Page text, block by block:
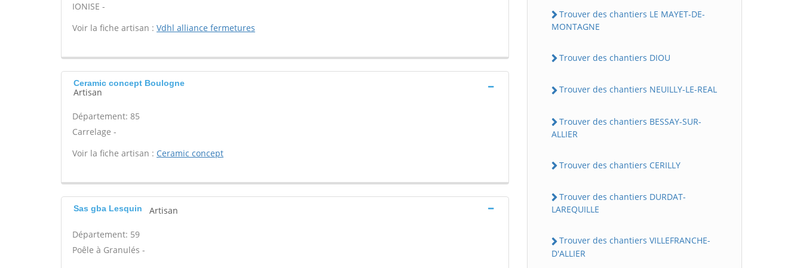
IONISE -
Voir la fiche artisan : Vdhl alliance fermetures
Ceramic concept Boulogne
Artisan
Département: 85
Carrelage -
Voir la fiche artisan : Ceramic concept
Sas gba Lesquin Artisan
Département: 59
Poêle à Granulés -
Trouver des chantiers LE MAYET-DE-
MONTAGNE
Trouver des chantiers DIOU
Trouver des chantiers NEUILLY-LE-REAL
Trouver des chantiers BESSAY-SUR-
ALLIER
Trouver des chantiers CERILLY
Trouver des chantiers DURDAT-
LAREQUILLE
Trouver des chantiers VILLEFRANCHE-
D'ALLIER